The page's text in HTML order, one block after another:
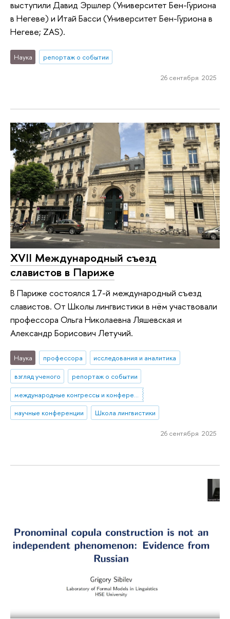
выступили Давид Эршлер (Университет Бен-Гуриона
в Негеве) и Итай Басси (Университет Бен-Гуриона в
Негеве; ZAS).
Наука репортаж о событии
26 сентября 2025
XVII Mеждународный съезд
славистов в Париже
В Париже состоялся 17-й международный съезд
славистов. От Школы лингвистики в нём участвовали
профессора Ольга Николаевна Ляшевская и
Александр Борисович Летучий.
Наука профессора
исследования и аналитика
взгляд ученого
репортаж о событии
международные конгрессы и конференции
научные конференции
Школа лингвистики
26 сентября 2025